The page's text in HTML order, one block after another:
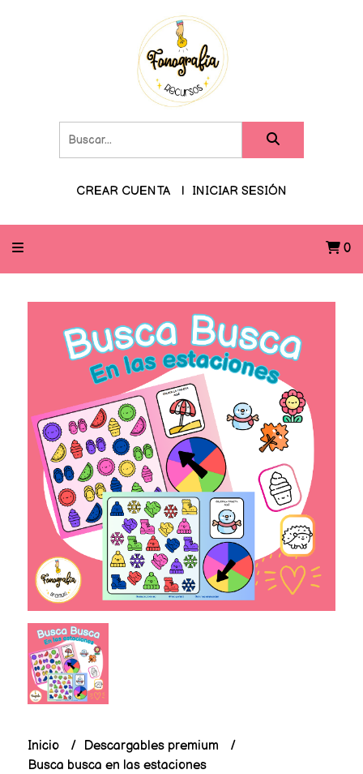
CREAR CUENTA INICIAR SESIÓN
0
Inicio
Descargables premium
Busca busca en las estaciones